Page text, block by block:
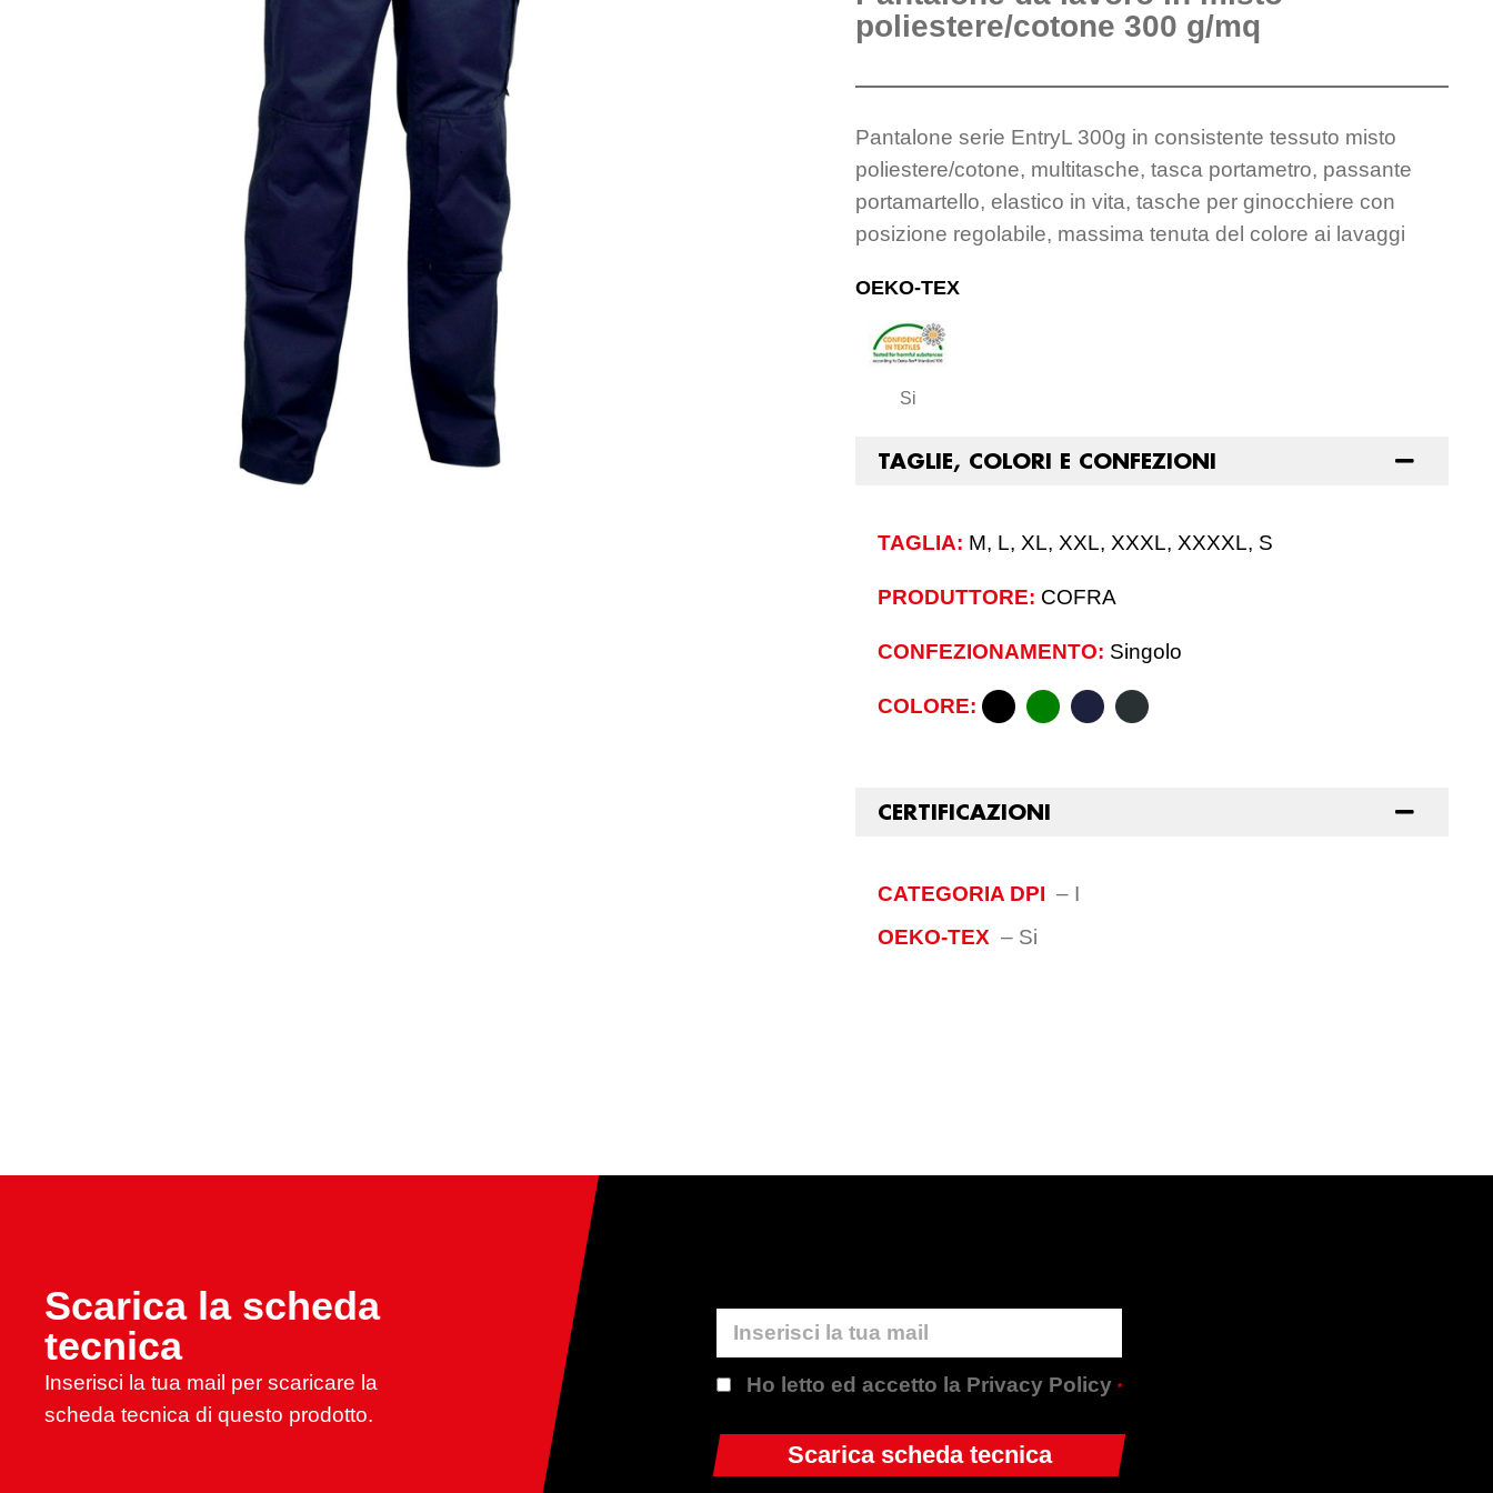
poliestere/cotone 300 g/mq
Pantalone serie EntryL 300g in consistente tessuto misto
poliestere/cotone, multitasche, tasca portametro, passante
portamartello, elastico in vita, tasche per ginocchiere con
posizione regolabile, massima tenuta del colore ai lavaggi
OEKO-TEX
Si
TAGLIE, COLORI E CONFEZIONI
TAGLIA: M, L, XL, XXL, XXXL, XXXXL, S
PRODUTTORE: COFRA
CONFEZIONAMENTO: Singolo
COLORE:
CERTIFICAZIONI
CATEGORIA DPI – I
OEKO-TEX – Si
Scarica la scheda
tecnica
Inserisci la tua mail per scaricare la
scheda tecnica di questo prodotto.
Ho letto ed accetto la Privacy Policy*